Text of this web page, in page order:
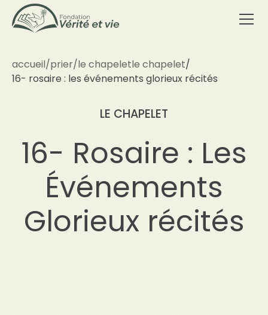
accueil/prier/le chapeletle chapelet/
16- rosaire : les événements glorieux récités
LE CHAPELET
16- Rosaire : Les
Événements
Glorieux récités